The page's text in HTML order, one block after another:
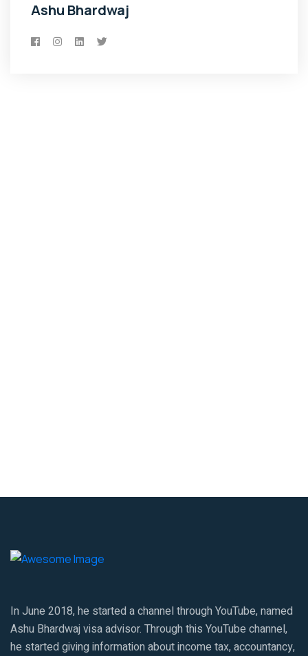
Ashu Bhardwaj
In June 2018, he started a channel through YouTube, named
Ashu Bhardwaj visa advisor. Through this YouTube channel,
he started giving information about income tax, accountancy,